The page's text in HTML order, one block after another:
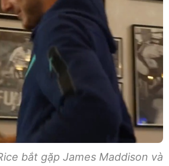
bắt gặp James Maddison và